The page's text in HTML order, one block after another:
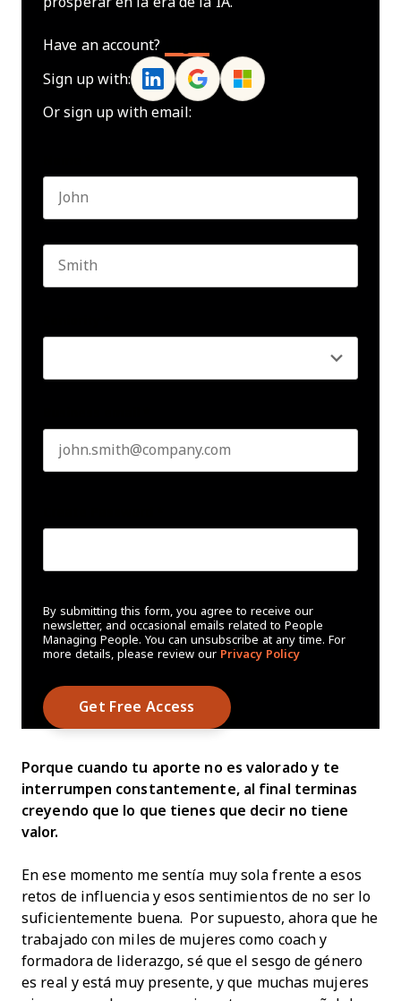
Have an account?
Sign up with:
Or sign up with email:
By submitting this form, you agree to receive our
newsletter, and occasional emails related to People
Managing People. You can unsubscribe at any time. For
more details, please review our Privacy Policy
Porque cuando tu aporte no es valorado y te
interrumpen constantemente, al final terminas
creyendo que lo que tienes que decir no tiene
valor.
En ese momento me sentía muy sola frente a esos
retos de influencia y esos sentimientos de no ser lo
suficientemente buena. Por supuesto, ahora que he
trabajado con miles de mujeres como coach y
formadora de liderazgo, sé que el sesgo de género
es real y está muy presente, y que muchas mujeres